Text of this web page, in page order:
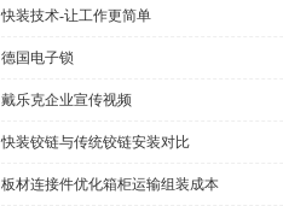
快装技术-让工作更简单
德国电子锁
戴乐克企业宣传视频
快装铰链与传统铰链安装对比
板材连接件优化箱柜运输组装成本